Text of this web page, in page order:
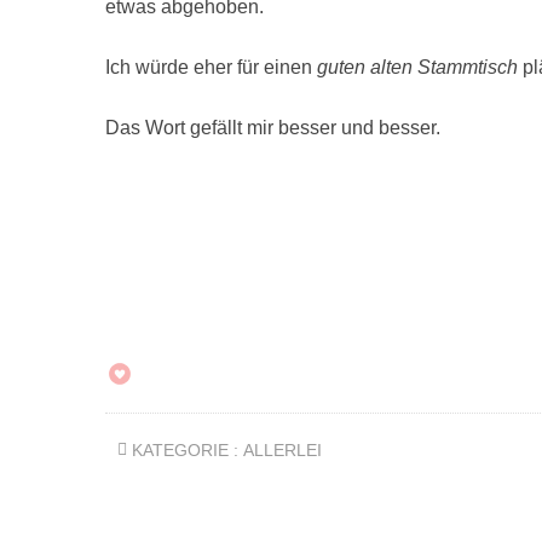
etwas abgehoben.
Ich würde eher für einen guten alten Stammtisch
Das Wort gefällt mir besser und besser.
KATEGORIE : ALLERLEI